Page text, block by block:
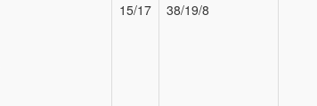
15/17 38/19/8